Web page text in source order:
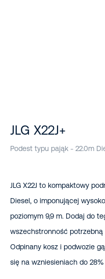
JLG X22J+
Podest typu pająk - 22.0m
JLG X22J to kompaktowy
Diesel, o imponującej
poziomym 9,9 m. Dodaj do
wszechstronność
Odpinany kosz i podwozie
się na wzniesieniach do 28%